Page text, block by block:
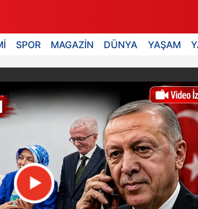
SPOR MAGAZİN DÜNYA YAŞAM